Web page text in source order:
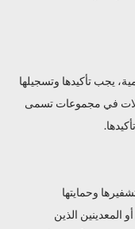
يجب تأكيدها وتسجيلها
في مجموعات تسمى
وحمايتها
المعدينين الذين